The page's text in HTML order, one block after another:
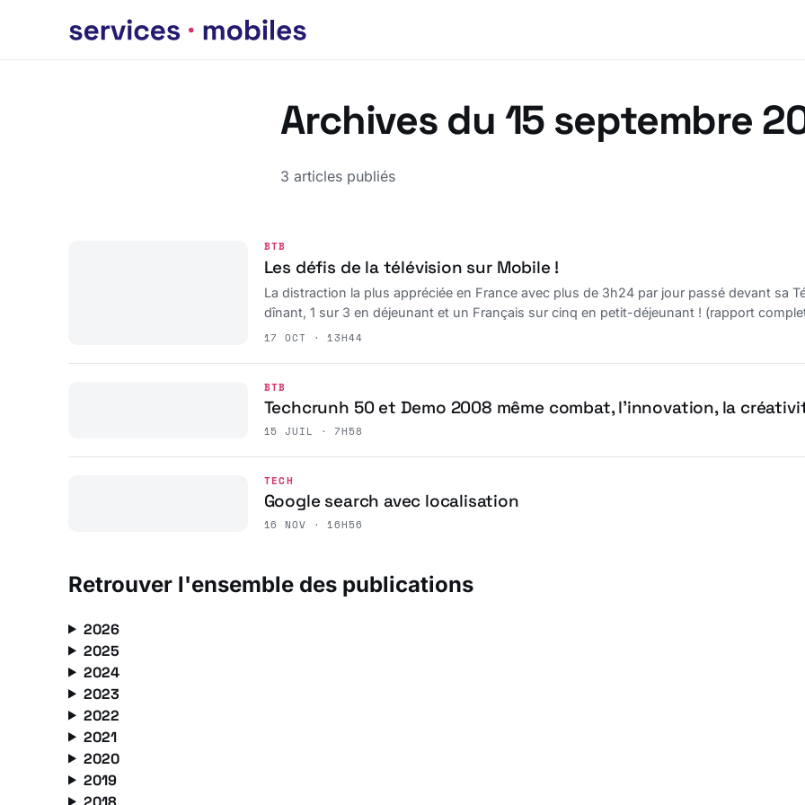
Archives du 15 septembre
3 articles publiés
BTB
Les défis de la télévision sur Mobile !
La distraction la plus appréciée en France avec plus de 3h24 par jour passé devant sa
dînant, 1 sur 3 en déjeunant et un Français sur cinq en petit-déjeunant ! (rapport
cuisine, de la chambre....) Le petit écran qui diminue encore est présent sur mobile sur
17 OCT · 13H44
BTB
Techcrunh 50 et Demo 2008 même combat, l’innovation, la
15 JUIL · 7H58
TECH
Google search avec localisation
16 NOV · 16H56
Retrouver l'ensemble des publications
2026
2025
2024
2023
2022
2021
2020
2019